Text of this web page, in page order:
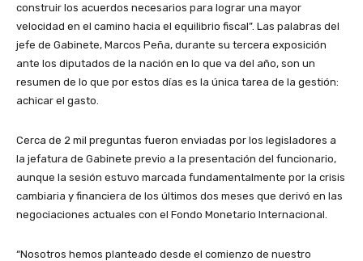
construir los acuerdos necesarios para lograr una mayor
velocidad en el camino hacia el equilibrio fiscal”. Las palabras del
jefe de Gabinete, Marcos Peña, durante su tercera exposición
ante los diputados de la nación en lo que va del año, son un
resumen de lo que por estos días es la única tarea de la gestión:
achicar el gasto.
Cerca de 2 mil preguntas fueron enviadas por los legisladores a
la jefatura de Gabinete previo a la presentación del funcionario,
aunque la sesión estuvo marcada fundamentalmente por la crisis
cambiaria y financiera de los últimos dos meses que derivó en las
negociaciones actuales con el Fondo Monetario Internacional.
“Nosotros hemos planteado desde el comienzo de nuestro